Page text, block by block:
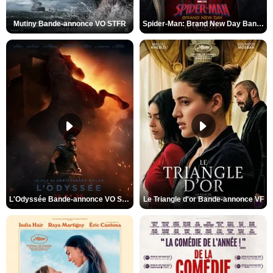
Mutiny Bande-annonce VO STFR Spider-Man: Brand New Day Bande-annonce VO STFR
L'Odyssée Bande-annonce VO STFR Le Triangle d'or Bande-annonce VF